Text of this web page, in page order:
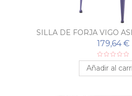
SILLA DE FORJA VIGO
179,64 €
Añadir al